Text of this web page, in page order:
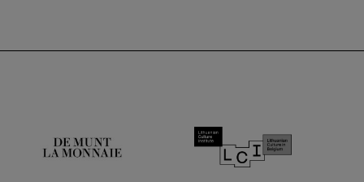
De Munt